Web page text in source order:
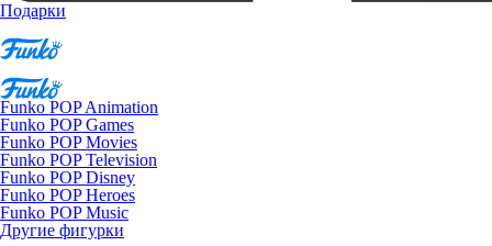
Подарки
Funko POP Animation
Funko POP Games
Funko POP Movies
Funko POP Television
Funko POP Disney
Funko POP Heroes
Funko POP Music
Другие фигурки